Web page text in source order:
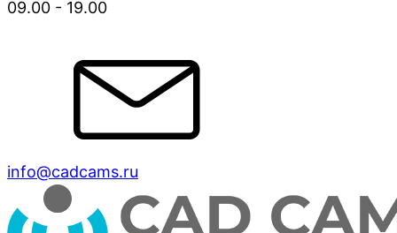
09.00 - 19.00
info@cadcams.ru